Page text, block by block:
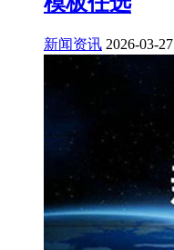
新闻资讯 2026-03-27